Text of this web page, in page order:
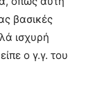
βασικές
ισχυρή
ο γ.γ. του